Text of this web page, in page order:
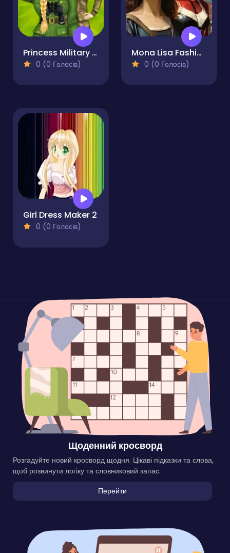
Princess Military Fashion
0 (0 Голосів)
Mona Lisa Fashion Experiments
0 (0 Голосів)
Girl Dress Maker 2
0 (0 Голосів)
Щоденний кросворд
Розгадуйте новий кросворд щодня. Цікаві підказки та слова,
щоб розвинути логіку та словниковий запас.
Перейти